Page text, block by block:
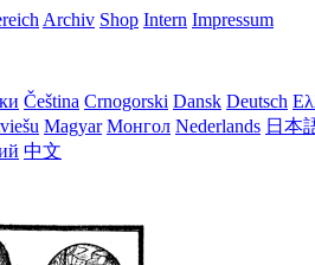
Archiv Shop Intern Impressum
Čeština Crnogorski Dansk Deutsch
Magyar Монгол Nederlands 日本
中文